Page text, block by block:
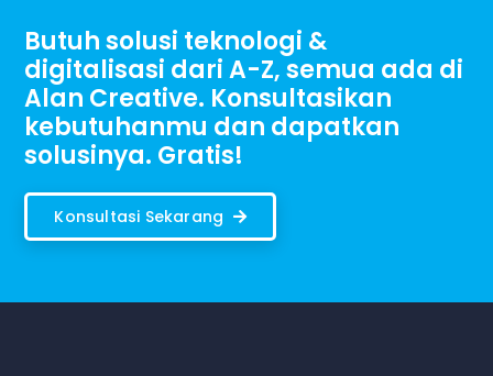
Butuh solusi teknologi &
digitalisasi dari A-Z, semua ada di
Alan Creative. Konsultasikan
kebutuhanmu dan dapatkan
solusinya. Gratis!
Konsultasi Sekarang